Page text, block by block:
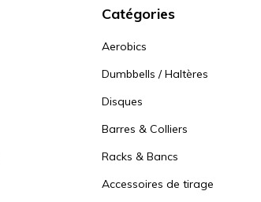
Catégories
Aerobics
Dumbbells / Haltères
Disques
Barres & Colliers
Racks & Bancs
Accessoires de tirage